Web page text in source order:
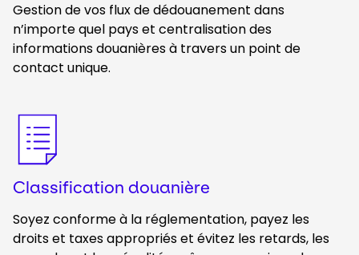
Gestion de vos flux de dédouanement dans
n’importe quel pays et centralisation des
informations douanières à travers un point de
contact unique. ​
Keepeek
Classification douanière
Soyez conforme à la réglementation, payez les
droits et taxes appropriés et évitez les retards, les